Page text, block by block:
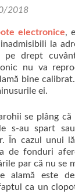
2018
electronice,
la
pe drept
nu va
bine
ei.
se plâng
s-au spart
În cazul unui
de fonduri
par că nu se
alamă este
ca un